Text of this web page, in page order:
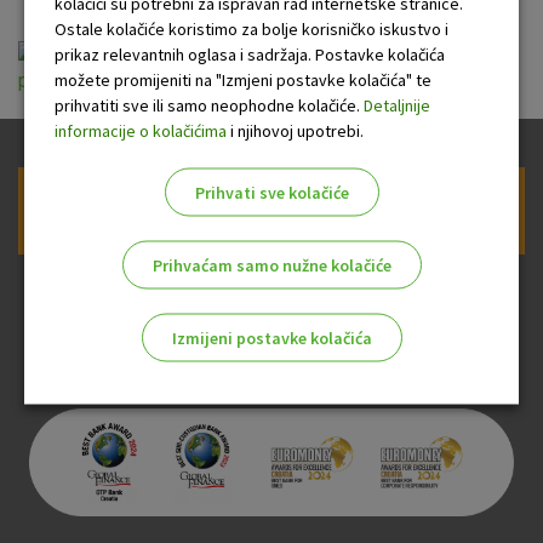
Opći uvjeti za korištenje eLEMENT@-e za
poslovne subjekte_01.01.2023.pdf
Prijava na newsletter OTP banke
Ostale kolačiće koristimo za bolje korisničko iskustvo i
prikaz relevantnih oglasa i sadržaja. Postavke kolačića
možete promijeniti na "Izmjeni postavke kolačića" te
prihvatiti sve ili samo neophodne kolačiće. Detaljnije
informacije o kolačićima i njihovoj upotrebi.
Prihvati sve kolačiće
Prihvaćam samo nužne kolačiće
Izmijeni postavke kolačića